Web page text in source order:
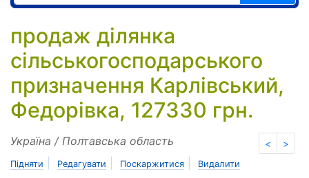
продаж ділянка
сільськогосподарського
призначення Карлівський,
Федорівка, 127330 грн.
< >
Україна / Полтавська область
Підняти Редагувати Поскаржитися Видалити